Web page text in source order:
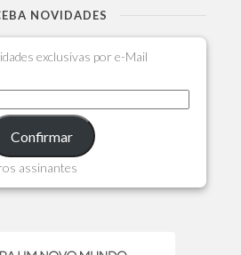
NOVIDADES
exclusivas por e-Mail
Confirmar
assinantes